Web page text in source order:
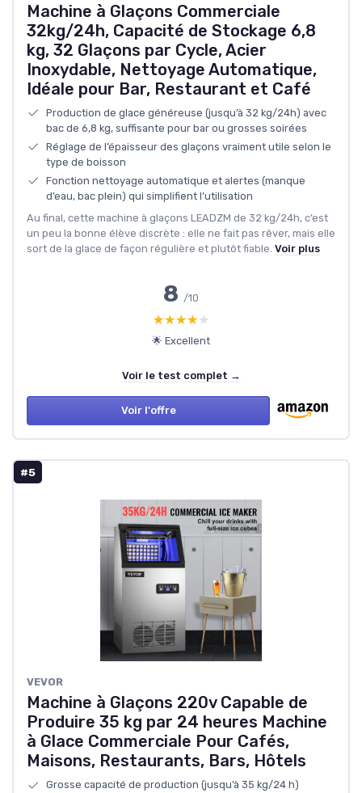
Machine à Glaçons Commerciale
32kg/24h, Capacité de Stockage 6,8
kg, 32 Glaçons par Cycle, Acier
Inoxydable, Nettoyage Automatique,
Idéale pour Bar, Restaurant et Café
Production de glace généreuse (jusqu’à 32 kg/24h) avec
bac de 6,8 kg, suffisante pour bar ou grosses soirées
Réglage de l’épaisseur des glaçons vraiment utile selon le
type de boisson
Fonction nettoyage automatique et alertes (manque
d’eau, bac plein) qui simplifient l’utilisation
Au final, cette machine à glaçons LEADZM de 32 kg/24h, c’est
un peu la bonne élève discrète : elle ne fait pas rêver, mais elle
sort de la glace de façon régulière et plutôt fiable. Voir plus
8 /10
★★★★★
★★★★★
🌟 Excellent
Voir le test complet →
Voir l'offre
#5
VEVOR
Machine à Glaçons 220v Capable de
Produire 35 kg par 24 heures Machine
à Glace Commerciale Pour Cafés,
Maisons, Restaurants, Bars, Hôtels
Grosse capacité de production (jusqu’à 35 kg/24 h)